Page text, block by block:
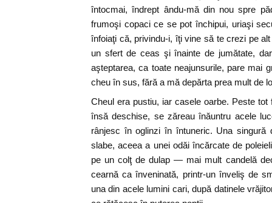
întocmai, îndrept ându-mă din nou spre
frumoşi copaci ce se pot închipui, uriaşi
înfoiaţi că, privindu-i, îţi vine să te crezi pe
un sfert de ceas şi înainte de jumătate,
aşteptarea, ca toate neajunsurile, pare mai
cheu în sus, fără a mă depărta prea mult de
Cheul era pustiu, iar casele oarbe. Peste tot
însă deschise, se zăreau înăuntru acele
rânjesc în oglinzi în întuneric. Una
slabe, aceea a unei odăi încărcate de
pe un colţ de dulap — mai mult candelă
cearnă ca înveninată, printr-un înveliş de
una din acele lumini cari, după datinele